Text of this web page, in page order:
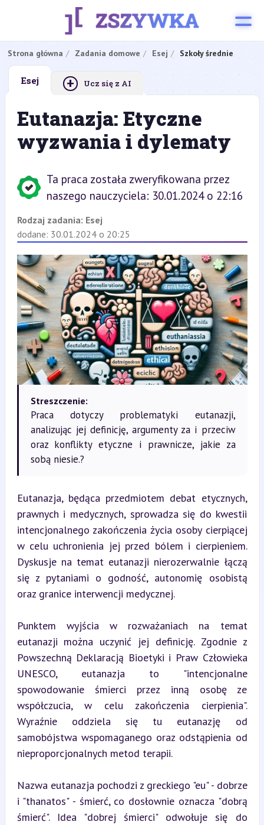
Strona główna Zadania domowe Esej Szkoły średnie
Esej + Ucz się z AI
Eutanazja: Etyczne
wyzwania i dylematy
Ta praca została zweryfikowana przez
naszego nauczyciela: 30.01.2024 o 22:16
Rodzaj zadania: Esej
dodane: 30.01.2024 o 20:25
Streszczenie:
Praca dotyczy problematyki eutanazji,
analizując jej definicję, argumenty za i przeciw
oraz konflikty etyczne i prawnicze, jakie za
sobą niesie.?
Eutanazja, będąca przedmiotem debat etycznych,
prawnych i medycznych, sprowadza się do kwestii
intencjonalnego zakończenia życia osoby cierpiącej
w celu uchronienia jej przed bólem i cierpieniem.
Dyskusje na temat eutanazji nierozerwalnie łączą
się z pytaniami o godność, autonomię osobistą
oraz granice interwencji medycznej.
Punktem wyjścia w rozważaniach na temat
eutanazji można uczynić jej definicję. Zgodnie z
Powszechną Deklaracją Bioetyki i Praw Człowieka
UNESCO, eutanazja to "intencjonalne
spowodowanie śmierci przez inną osobę ze
współczucia, w celu zakończenia cierpienia".
Wyraźnie oddziela się tu eutanazję od
samobójstwa wspomaganego oraz odstąpienia od
nieproporcjonalnych metod terapii.
Nazwa eutanazja pochodzi z greckiego "eu" - dobrze
i "thanatos" - śmierć, co dosłownie oznacza "dobrą
śmierć". Idea "dobrej śmierci" odwołuje się do